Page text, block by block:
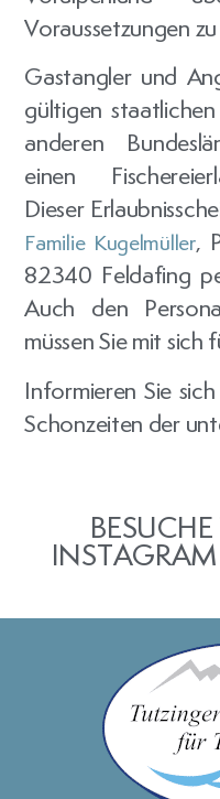
Voraussetzungen
Gastangler und
gültigen
anderen
einen
Dieser
Familie Kugelmüller,
82340 Feldafing
Auch den
müssen Sie mit sich
Informieren Sie
Schonzeiten der